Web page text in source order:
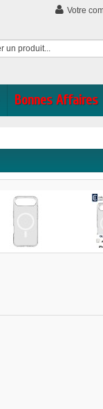
Votre
Bonnes Affaires